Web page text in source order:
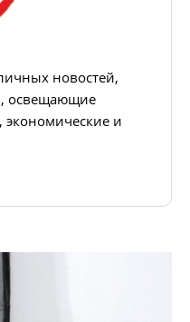
новостей,
освещающие
и